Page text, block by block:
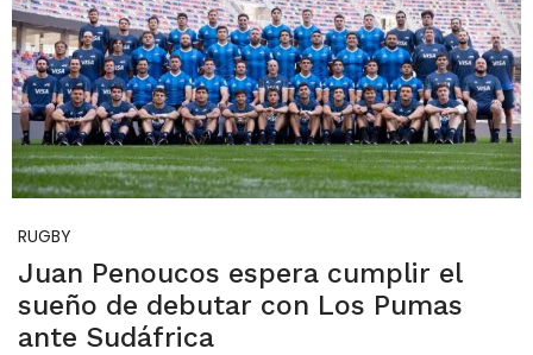
RUGBY
Juan Penoucos espera cumplir el
sueño de debutar con Los Pumas
ante Sudáfrica